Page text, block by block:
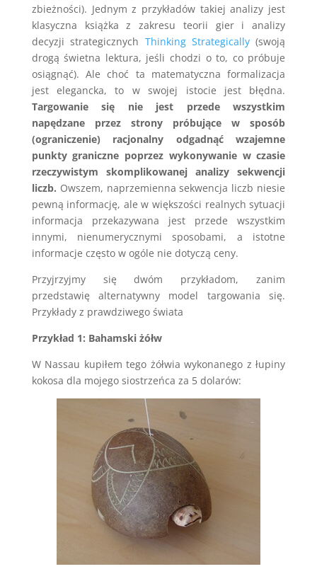
zbieżności). Jednym z przykładów takiej analizy jest
klasyczna książka z zakresu teorii gier i analizy
decyzji strategicznych Thinking Strategically(swoją
drogą świetna lektura, jeśli chodzi o to, co próbuje
osiągnąć). Ale choć ta matematyczna formalizacja
jest elegancka, to w swojej istocie jest błędna.
Targowanie się nie jest przede wszystkim
napędzane przez strony próbujące w sposób
(ograniczenie) racjonalny odgadnąć wzajemne
punkty graniczne poprzez wykonywanie w czasie
rzeczywistym skomplikowanej analizy sekwencji
liczb. Owszem, naprzemienna sekwencja liczb niesie
pewną informację, ale w większości realnych sytuacji
informacja przekazywana jest przede wszystkim
innymi, nienumerycznymi sposobami, a istotne
informacje często w ogóle nie dotyczą ceny.
Przyjrzyjmy się dwóm przykładom, zanim
przedstawię alternatywny model targowania się.
Przykłady z prawdziwego świata
Przykład 1: Bahamski żółw
W Nassau kupiłem tego żółwia wykonanego z łupiny
kokosa dla mojego siostrzeńca za 5 dolarów: